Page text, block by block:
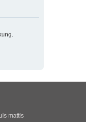
mattis